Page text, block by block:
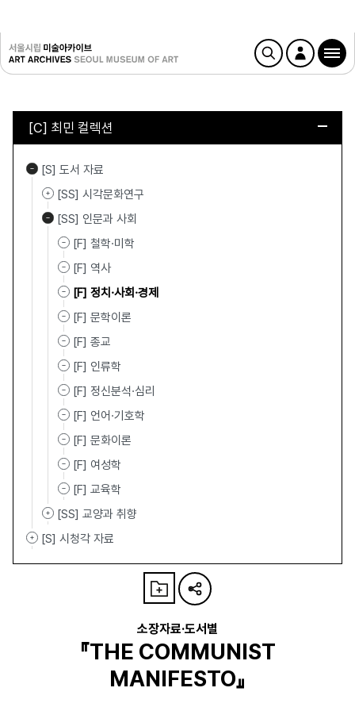
[C] 최민 컬렉션
[S] 도서 자료
[SS] 시각문화연구
[SS] 인문과 사회
[F] 철학·미학
[F] 역사
[F] 정치·사회·경제
[F] 문학이론
[F] 종교
[F] 인류학
[F] 정신분석·심리
[F] 언어·기호학
[F] 문화이론
[F] 여성학
[F] 교육학
[SS] 교양과 취향
[S] 시청각 자료
소장자료·도서별
『THE COMMUNIST
MANIFESTO』